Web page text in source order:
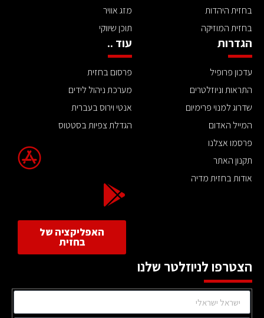
בחזית היהדות
בחזית המוזיקה
מזג אוויר
תוכן שיווקי
הגדרות
עדכון פרופיל
התראות וניוזלטרים
שדרוג למנוי פרימיום
המייל האדום
פרסמו אצלנו
תקנון האתר
אודות בחזית מדיה
עוד ..
פרסום בחזית
מערכת ניהול לידים
אנטי וירוס בעברית
הגדלת צפיות בסטטוס
האפליקציה של
בחזית
הצטרפו לניוזלטר שלנו